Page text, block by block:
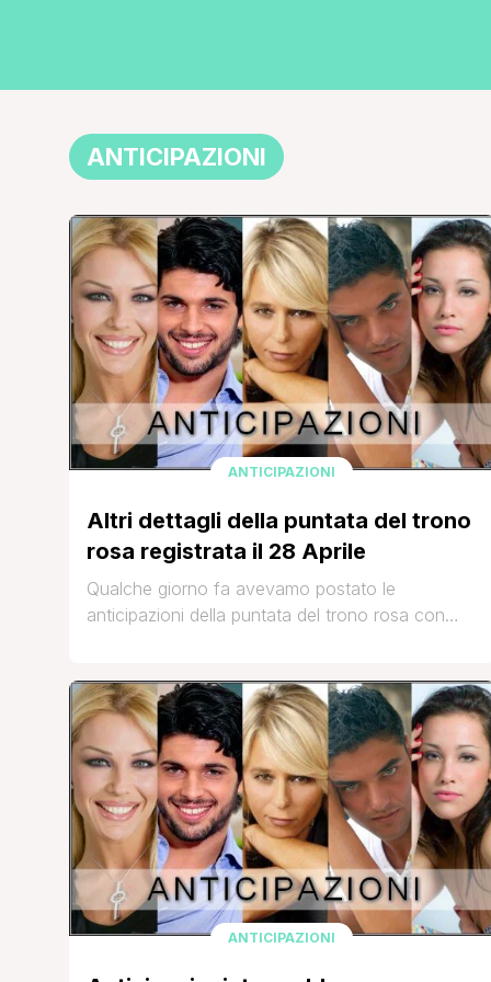
ANTICIPAZIONI
ANTICIPAZIONI
Altri dettagli della puntata del trono
rosa registrata il 28 Aprile
Qualche giorno fa avevamo postato le
anticipazioni della puntata del trono rosa con
Dalla talpa presente in studio arrivano altri
dettagli sulla puntata registrata,cliccate sul
'continua a leggere' per vederli. 😉 FONTE:
Vicolodellenews.forumfree.it Quando Teresanna
chiede a Francesco cosa farebbe se baciasse
[']
ANTICIPAZIONI